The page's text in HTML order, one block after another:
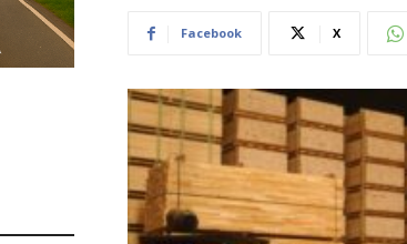
Facebook X